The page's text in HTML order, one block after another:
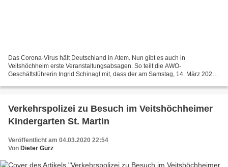
Das Corona-Virus hält Deutschland in Atem. Nun gibt es auch in
Veitshöchheim erste Veranstaltungsabsagen. So teilt die AWO-
Geschäftsführerin Ingrid Schinagl mit, dass der am Samstag, 14. März 2020
Verkehrspolizei zu Besuch im Veitshöchheimer
Kindergarten St. Martin
Veröffentlicht am 04.03.2020 22:54
Von Dieter Gürz